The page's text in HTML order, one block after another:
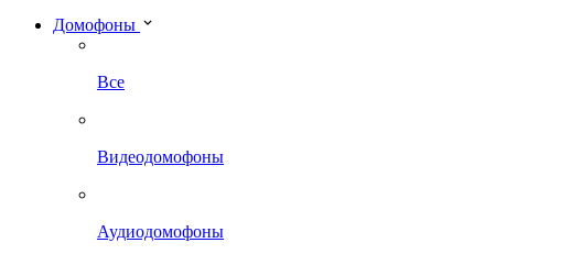
Домофоны
Все
Видеодомофоны
Аудиодомофоны